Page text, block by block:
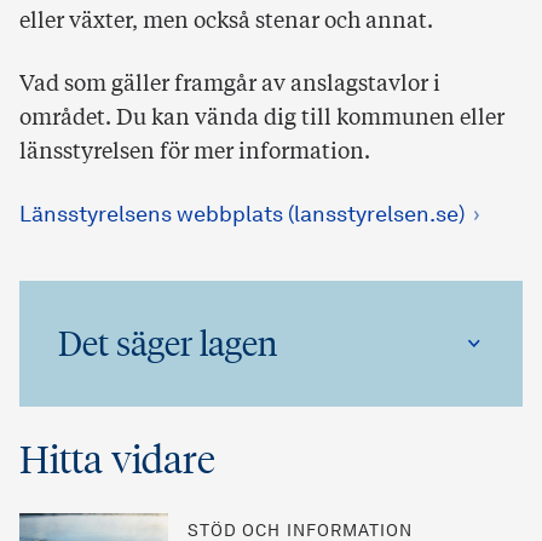
eller växter, men också stenar och annat.
Vad som gäller framgår av anslagstavlor i
området. Du kan vända dig till kommunen eller
länsstyrelsen för mer information.
Länsstyrelsens webbplats (lansstyrelsen.se)
Det säger lagen
Hitta vidare
STÖD OCH INFORMATION